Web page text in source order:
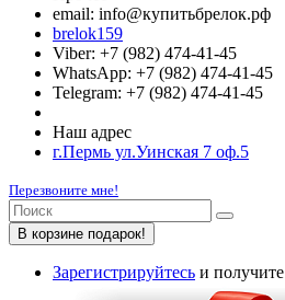
email: info@купитьбрелок.рф
brelok159
Viber: +7 (982) 474-41-45
WhatsApp: +7 (982) 474-41-45
Telegram: +7 (982) 474-41-45
Наш адрес
г.Пермь ул.Уинская 7 оф.5
Перезвоните мне!
В корзине подарок!
Зарегистрируйтесь и получите